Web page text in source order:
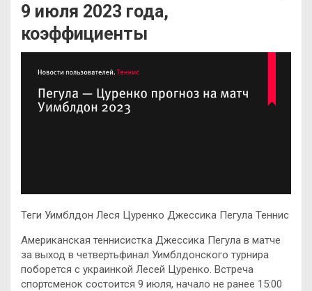
9 июля 2023 года,
коэффициенты
Теги Уимблдон Леся Цуренко Джессика Пегула Теннис
Американская теннисистка Джессика Пегула в матче
за выход в четвертьфинал Уимблдонского турнира
поборется с украинкой Лесей Цуренко. Встреча
спортсменок состоится 9 июля, начало не ранее 15:00